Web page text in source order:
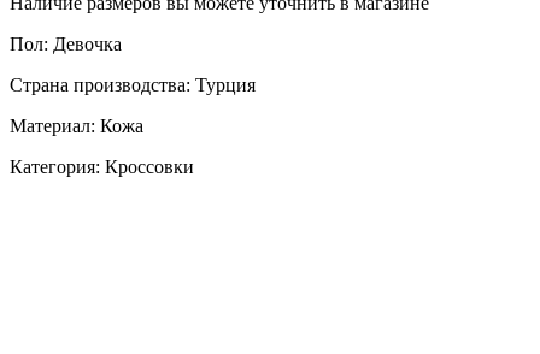
Пол: Девочка
Страна производства: Турция
Материал: Кожа
Категория: Кроссовки